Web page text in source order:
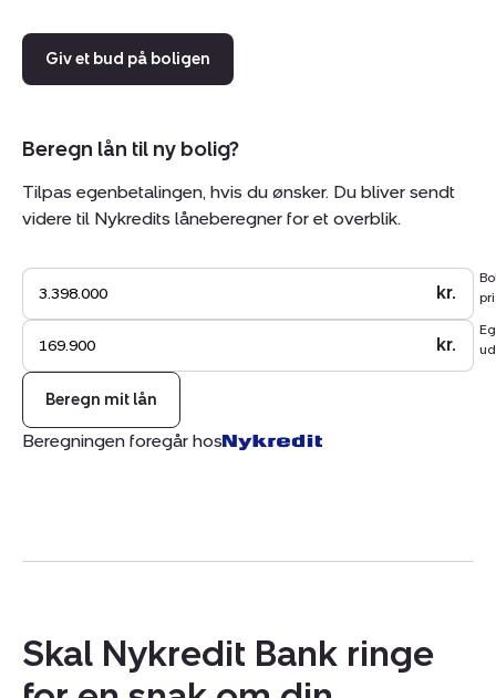
Ejerne har tilkøbt en parkeringsplads, ladestander samt
ejerskab.
Giv et bud på boligen
Beregn lån til ny bolig?
Tilpas egenbetalingen, hvis du ønsker. Du bliver sendt
videre til Nykredits låneberegner for et overblik.
kr.
kr.
Beregn mit lån
Beregningen foregår hos
Skal Nykredit Bank ringe